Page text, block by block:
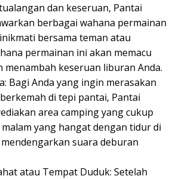
dan keseruan, Pantai
berbagai wahana permainan
bersama teman atau
permainan ini akan memacu
menambah keseruan liburan Anda.
Bagi Anda yang ingin merasakan
di tepi pantai, Pantai
area camping yang cukup
yang hangat dengan tidur di
suara deburan
atau Tempat Duduk: Setelah